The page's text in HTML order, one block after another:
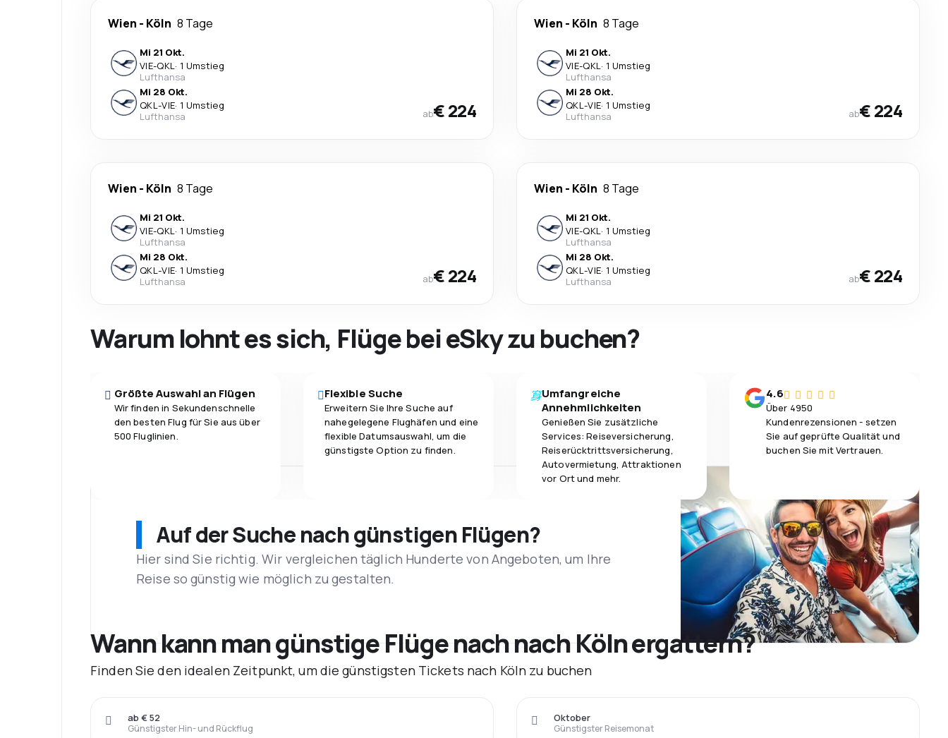
Wien - Köln 8 Tage
Mi 21 Okt.
VIE-QKL· 1 Umstieg
Lufthansa
Mi 28 Okt.
QKL-VIE· 1 Umstieg
Lufthansa
ab€ 224
Wien - Köln 8 Tage
Mi 21 Okt.
VIE-QKL· 1 Umstieg
Lufthansa
Mi 28 Okt.
QKL-VIE· 1 Umstieg
Lufthansa
ab€ 224
Wien - Köln 8 Tage
Mi 21 Okt.
VIE-QKL· 1 Umstieg
Lufthansa
Mi 28 Okt.
QKL-VIE· 1 Umstieg
Lufthansa
ab€ 224
Wien - Köln 8 Tage
Mi 21 Okt.
VIE-QKL· 1 Umstieg
Lufthansa
Mi 28 Okt.
QKL-VIE· 1 Umstieg
Lufthansa
ab€ 224
Warum lohnt es sich, Flüge bei eSky zu buchen?
Größte Auswahl an Flügen
Wir finden in Sekundenschnelle
den besten Flug für Sie aus über
500 Fluglinien.
Flexible Suche
Erweitern Sie Ihre Suche auf
nahegelegene Flughäfen und eine
flexible Datumsauswahl, um die
günstigste Option zu finden.
Umfangreiche
Annehmlichkeiten
Genießen Sie zusätzliche
Services: Reiseversicherung,
Reiserücktrittsversicherung,
Autovermietung, Attraktionen
vor Ort und mehr.
4.6
Über 4950
Kundenrezensionen - setzen
Sie auf geprüfte Qualität und
buchen Sie mit Vertrauen.
Auf der Suche nach günstigen Flügen?
Hier sind Sie richtig. Wir vergleichen täglich Hunderte von Angeboten, um Ihre
Reise so günstig wie möglich zu gestalten.
Wann kann man günstige Flüge nach nach Köln ergattern?
Finden Sie den idealen Zeitpunkt, um die günstigsten Tickets nach Köln zu buchen
Günstigster Hin- und Rückflug
ab € 52
Günstigster Reisemonat
Oktober